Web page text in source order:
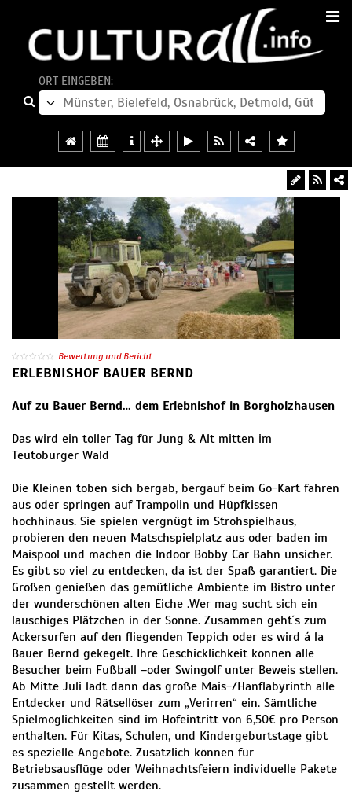
ORT EINGEBEN:
Bewertung und Bericht
ERLEBNISHOF BAUER BERND
Auf zu Bauer Bernd… dem Erlebnishof in Borgholzhausen
Das wird ein toller Tag für Jung & Alt mitten im
Teutoburger Wald
Die Kleinen toben sich bergab, bergauf beim Go-Kart fahren
aus oder springen auf Trampolin und Hüpfkissen
hochhinaus. Sie spielen vergnügt im Strohspielhaus,
probieren den neuen Matschspielplatz aus oder baden im
Maispool und machen die Indoor Bobby Car Bahn unsicher.
Es gibt so viel zu entdecken, da ist der Spaß garantiert. Die
Großen genießen das gemütliche Ambiente im Bistro unter
der wunderschönen alten Eiche .Wer mag sucht sich ein
lauschiges Plätzchen in der Sonne. Zusammen geht´s zum
Ackersurfen auf den fliegenden Teppich oder es wird á la
Bauer Bernd gekegelt. Ihre Geschicklichkeit können alle
Besucher beim Fußball –oder Swingolf unter Beweis stellen.
Ab Mitte Juli lädt dann das große Mais-/Hanflabyrinth alle
Entdecker und Rätsellöser zum „Verirren“ ein. Sämtliche
Spielmöglichkeiten sind im Hofeintritt von 6,50€ pro Person
enthalten. Für Kitas, Schulen, und Kindergeburtstage gibt
es spezielle Angebote. Zusätzlich können für
Betriebsausflüge oder Weihnachtsfeiern individuelle Pakete
zusammen gestellt werden.